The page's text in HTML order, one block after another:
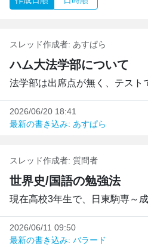
スレッド作成者: あすぱら
ハム大法学部について
2026/06/20 18:41
最新の書き込み: あすぱら
スレッド作成者: 質問者
世界史/国語の勉強法
2026/06/11 09:50
最新の書き込み: バラード